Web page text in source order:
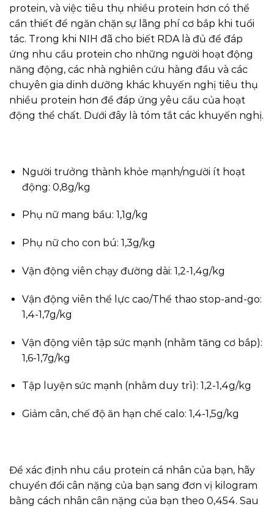
protein, và việc tiêu thụ nhiều protein hơn có thể
cần thiết để ngăn chặn sự lãng phí cơ bắp khi tuổi
tác. Trong khi NIH đã cho biết RDA là đủ để đáp
ứng nhu cầu protein cho những người hoạt động
năng động, các nhà nghiên cứu hàng đầu và các
chuyên gia dinh dưỡng khác khuyến nghị tiêu thụ
nhiều protein hơn để đáp ứng yêu cầu của hoạt
động thể chất. Dưới đây là tóm tắt các khuyến nghị.
Người trưởng thành khỏe mạnh/người ít hoạt
động: 0,8g/kg
Phụ nữ mang bầu: 1,1g/kg
Phụ nữ cho con bú: 1,3g/kg
Vận động viên chạy đường dài: 1,2-1,4g/kg
Vận động viên thể lực cao/Thể thao stop-and-go:
1,4-1,7g/kg
Vận động viên tập sức mạnh (nhằm tăng cơ bắp):
1,6-1,7g/kg
Tập luyện sức mạnh (nhằm duy trì): 1,2-1,4g/kg
Giảm cân, chế độ ăn hạn chế calo: 1,4-1,5g/kg
Để xác định nhu cầu protein cá nhân của bạn, hãy
chuyển đổi cân nặng của bạn sang đơn vị kilogram
bằng cách nhân cân nặng của bạn theo 0,454. Sau